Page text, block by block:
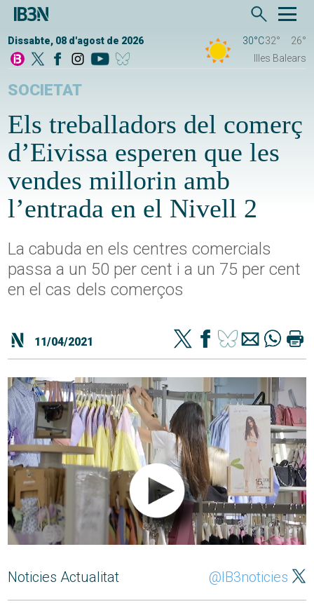
Dissabte, 08 d'agost de 2026 30°C32°
26°
Illes Balears
SOCIETAT
Els treballadors del comerç
d’Eivissa esperen que les
vendes millorin amb
l’entrada en el Nivell 2
La cabuda en els centres comercials
passa a un 50 per cent i a un 75 per cent
en el cas dels comerços
11/04/2021
Noticies Actualitat @IB3noticies